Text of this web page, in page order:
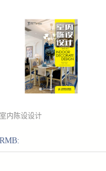
立即购买
室内陈设设计
RMB: